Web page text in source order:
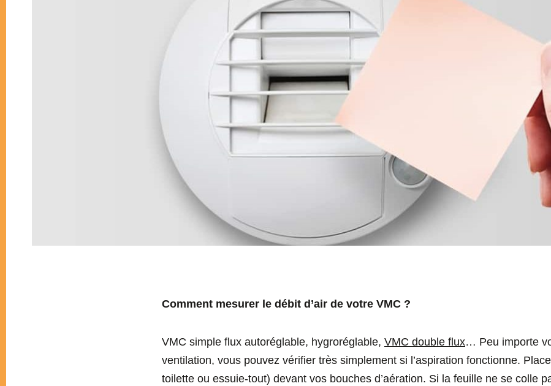
Comment mesurer le débit d’air de votre VMC ?
VMC simple flux autoréglable, hygroréglable, VMC double flux… Peu importe
ventilation, vous pouvez vérifier très simplement si l’aspiration fonctionne.
toilette ou essuie-tout) devant vos bouches d’aération. Si la feuille ne se colle